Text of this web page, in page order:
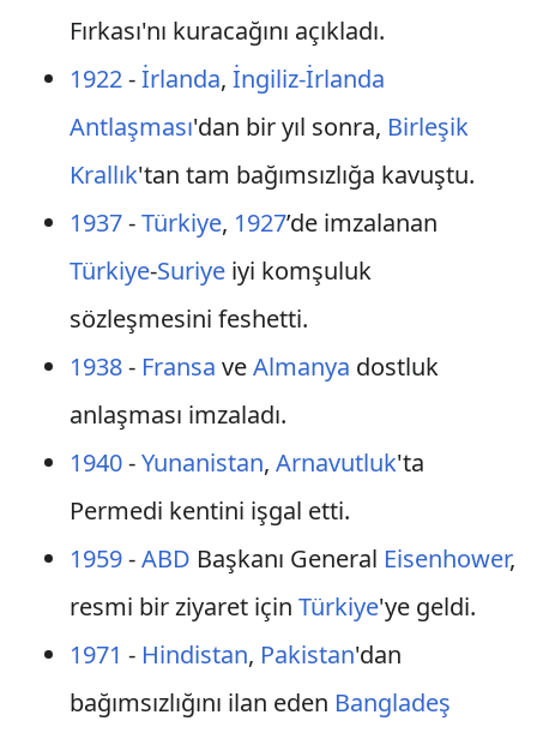
Fırkası'nı kuracağını açıkladı.
1922-İrlanda, İngiliz-İrlanda
Antlaşması'dan bir yıl sonra, Birleşik
Krallık'tan tam bağımsızlığa kavuştu.
1937-Türkiye, 1927’de imzalanan
Türkiye-Suriyeiyi komşuluk
sözleşmesini feshetti.
1938- Fransa veAlmanya dostluk
anlaşması imzaladı.
1940-Yunanistan, Arnavutluk'ta
Permedi kentini işgal etti.
1959-ABD Başkanı General Eisenhower,
resmi bir ziyaret için Türkiye'ye geldi.
1971 - Hindistan, Pakistan'dan
bağımsızlığını ilan eden Bangladeş